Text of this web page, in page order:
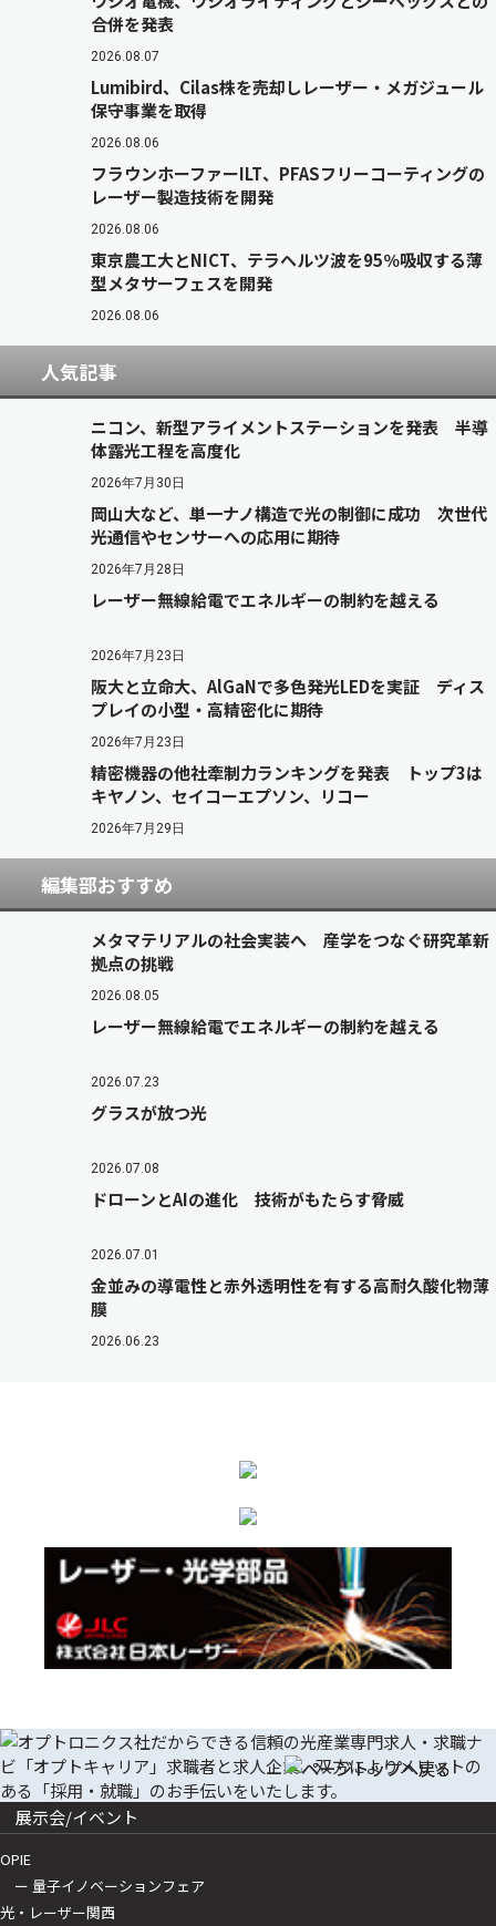
合併を発表
2026.08.07
Lumibird、Cilas株を売却しレーザー・メガジュール
保守事業を取得
2026.08.06
フラウンホーファーILT、PFASフリーコーティングの
レーザー製造技術を開発
2026.08.06
東京農工大とNICT、テラヘルツ波を95％吸収する薄
型メタサーフェスを開発
2026.08.06
人気記事
ニコン、新型アライメントステーションを発表 半導
体露光工程を高度化
2026年7月30日
岡山大など、単一ナノ構造で光の制御に成功 次世代
光通信やセンサーへの応用に期待
2026年7月28日
レーザー無線給電でエネルギーの制約を越える
2026年7月23日
阪大と立命大、AlGaNで多色発光LEDを実証 ディス
プレイの小型・高精密化に期待
2026年7月23日
精密機器の他社牽制力ランキングを発表 トップ3は
キヤノン、セイコーエプソン、リコー
2026年7月29日
編集部おすすめ
メタマテリアルの社会実装へ 産学をつなぐ研究革新
拠点の挑戦
2026.08.05
レーザー無線給電でエネルギーの制約を越える
2026.07.23
グラスが放つ光
2026.07.08
ドローンとAIの進化 技術がもたらす脅威
2026.07.01
金並みの導電性と赤外透明性を有する高耐久酸化物薄
膜
2026.06.23
展示会/イベント
OPIE
ー 量子イノベーションフェア
光・レーザー関西